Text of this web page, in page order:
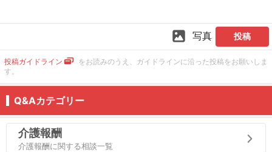
写真 投稿
投稿ガイドライン
をお読みのうえ、ガイドラインに沿った投稿をお願いしま
す。
Q&Aカテゴリー
介護報酬
介護報酬に関する相談一覧